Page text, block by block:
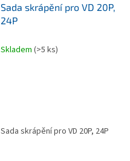
Sada skrápění pro VD 20P,
24P
Skladem (>5 ks)
Sada skrápění pro VD 20P, 24P